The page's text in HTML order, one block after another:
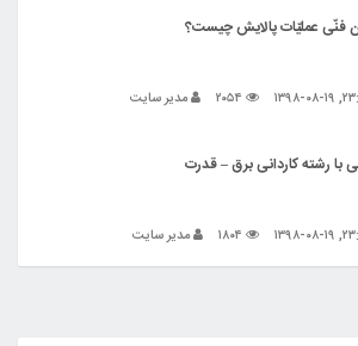
فنّی عملیّات پالایش چیست؟
مدیر سایت
با رشته کاردانی برق – قدرت
مدیر سایت